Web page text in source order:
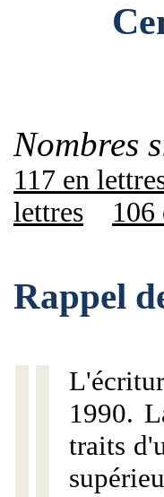
Cent
Nombres
117 en
lettres
106
Rappel
1990.
traits